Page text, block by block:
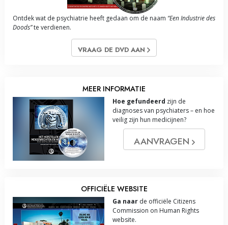
Ontdek wat de psychiatrie heeft gedaan om de naam “Een Industrie des
Doods”te verdienen.
VRAAG DE DVD AAN
MEER INFORMATIE
Hoe gefundeerd zijn de
diagnoses van psychiaters – en hoe
veilig zijn hun medicijnen?
AANVRAGEN
OFFICIËLE WEBSITE
Ga naar de officiële Citizens
Commission on Human Rights
website.